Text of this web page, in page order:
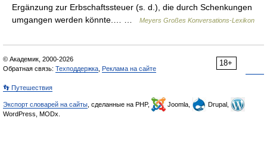
Ergänzung zur Erbschaftssteuer (s. d.), die durch Schenkungen
umgangen werden könnte.… …
Meyers Großes Konversations-Lexikon
18+
© Академик, 2000-2026
Обратная связь: Техподдержка Реклама на сайте
👣 Путешествия
Экспорт словарей на сайты , сделанные на PHP, Joomla,
Drupal,
WordPress, MODx.